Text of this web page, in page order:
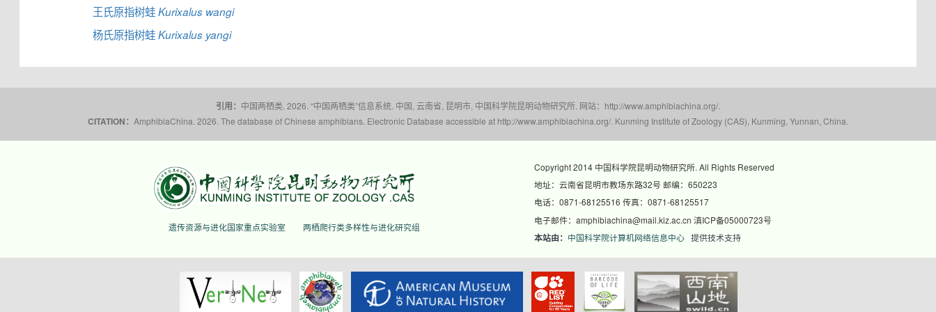
王氏原指树蛙Kurixalus wangi
杨氏原指树蛙Kurixalus yangi
引用： 中国两栖类. 2026. “中国两栖类”信息系统. 中国, 云南省, 昆明市, 中国科学院昆明动物研究所. 网站：http://www.amphibiachina.org/.
CITATION： AmphibiaChina. 2026. The database of Chinese amphibians. Electronic Database accessible at http://www.amphibiachina.org/. Kunming Institute of Zoology (CAS), Kunming, Yunnan, China.
遗传资源与进化国家重点实验室 两栖爬行类多样性与进化研究组
Copyright 2014 中国科学院昆明动物研究所. All Rights Reserved
地址：云南省昆明市教场东路32号 邮编：650223
电话：0871-68125516 传真：0871-68125517
电子邮件：amphibiachina@mail.kiz.ac.cn 滇ICP备05000723号
本站由： 中国科学院计算机网络信息中心提供技术支持